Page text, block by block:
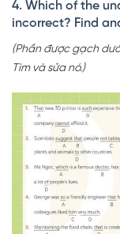
4. Which of the
incorrect? Find
(Phần được gạch
Tìm và sửa nó.)